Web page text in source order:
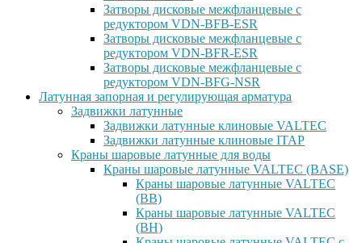
Затворы дисковые межфланцевые с
редуктором VDN-BFB-ESR
Затворы дисковые межфланцевые с
редуктором VDN-BFR-ESR
Затворы дисковые межфланцевые с
редуктором VDN-BFG-NSR
Латунная запорная и регулирующая арматура
Задвижки латунные
Задвижки латунные клиновые VALTEC
Задвижки латунные клиновые ITAP
Краны шаровые латунные для воды
Краны шаровые латунные VALTEC (BASE)
Краны шаровые латунные VALTEC
(ВВ)
Краны шаровые латунные VALTEC
(ВН)